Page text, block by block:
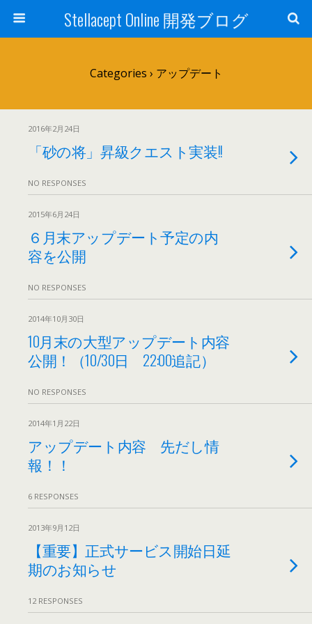
Stellacept Online 開発ブログ
Categories › アップデート
2016年2月24日
「砂の将」昇級クエスト実装!!
NO RESPONSES
2015年6月24日
６月末アップデート予定の内
容を公開
NO RESPONSES
2014年10月30日
10月末の大型アップデート内容
公開！（10/30日 22:00追記）
NO RESPONSES
2014年1月22日
アップデート内容 先だし情
報！！
6 RESPONSES
2013年9月12日
【重要】正式サービス開始日延
期のお知らせ
12 RESPONSES